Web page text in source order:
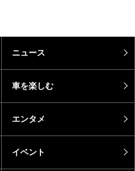
ニュース
車を楽しむ
エンタメ
イベント